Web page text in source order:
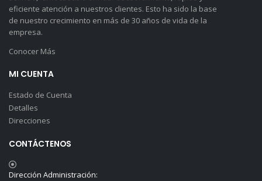
eficiente atención a nuestros clientes. Esto ha sido la base
de nuestro crecimiento en más de 30 años de vida de la
empresa.
Conocer Más
MI CUENTA
Estado de Cuenta
Detalles
Direcciones
CONTÁCTENOS
Dirección Administración: